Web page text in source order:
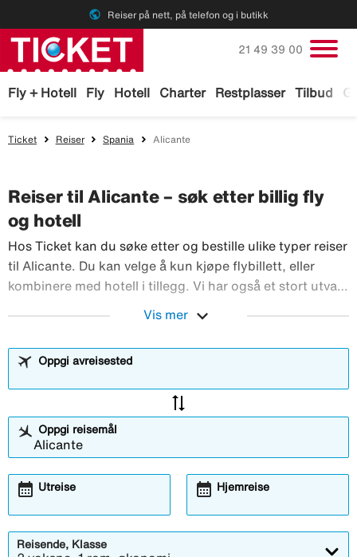
public Reiser på nett, på telefon og i butikk
Fly + Hotell Fly Hotell Charter Restplasser Tilbud
Ring oss på
21 49 39 00
Ticket Reiser Spania Alicante
Reiser til Alicante – søk etter billig fly
og hotell
Hos Ticket kan du søke etter og bestille ulike typer reiser
til Alicante. Du kan velge å kun kjøpe flybillett, eller
kombinere med hotell i tillegg. Vi har også et stort utvalg
noe skulle skje.
Vis mer expand_more
Oppgi avreisested
sync_alt
Oppgi reisemål
Utreise
calendar_month Hjemreise
calendar_month
Reisende, Klasse